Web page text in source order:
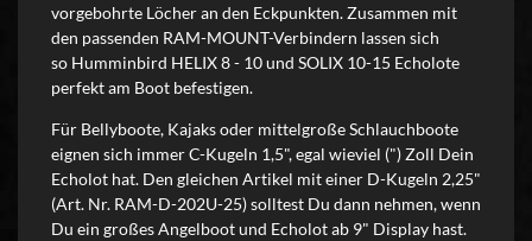
vorgebohrte Löcher an den Eckpunkten. Zusammen mit
den passenden RAM-MOUNT-Verbindern lassen sich
so Humminbird HELIX 8 - 10 und SOLIX 10-15 Echolote
perfekt am Boot befestigen.
Für Bellyboote, Kajaks oder mittelgroße Schlauchboote
eignen sich immer C-Kugeln 1,5", egal wieviel (") Zoll Dein
Echolot hat. Den gleichen Artikel mit einer D-Kugeln 2,25"
(Art. Nr. RAM-D-202U-25) solltest Du dann nehmen, wenn
Du ein großes Angelboot und Echolot ab 9" Display hast.